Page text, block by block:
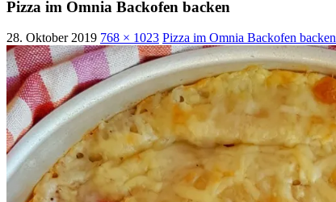
Pizza im Omnia Backofen backen
28. Oktober 2019 768 × 1023 Pizza im Omnia Backofen backen